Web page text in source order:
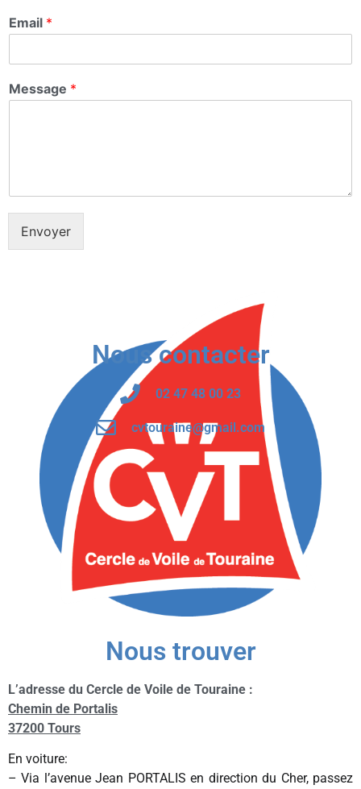
Email *
Message *
Envoyer
Nous contacter
02 47 48 00 23
cvtouraine@gmail.com
Nous trouver
L’adresse du Cercle de Voile de Touraine :
Chemin de Portalis
37200 Tours
En voiture:
– Via l’avenue Jean PORTALIS en direction du Cher, passez